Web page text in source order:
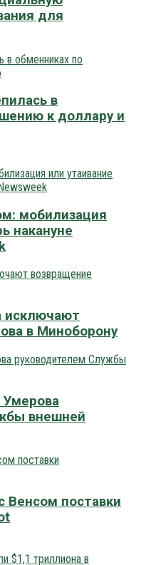
для
в
к доллару и
мобилизация
накануне
исключают
в Миноборону
Умерова
внешней
Венсом поставки